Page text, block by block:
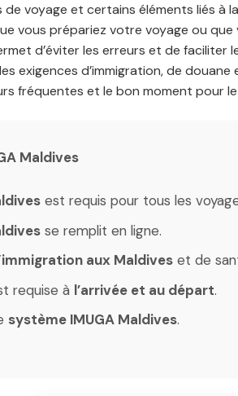
voyage et certains éléments liés à
vous prépariez votre voyage ou
d’éviter les erreurs et de faciliter
exigences d’immigration, de
fréquentes et le bon moment pour
Maldives
est requis pour tous les
se remplit en ligne.
immigration aux Maldives et de
requise à l’arrivée et au départ.
système IMUGA Maldives.